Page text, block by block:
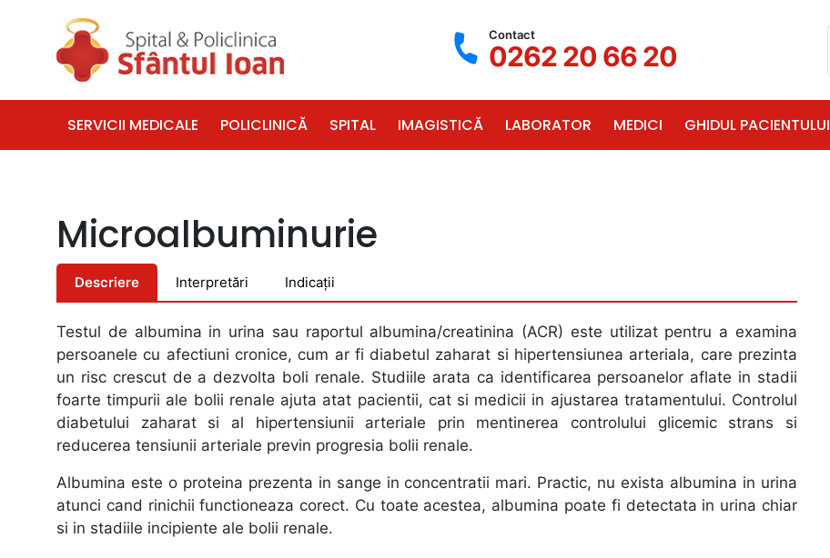
Contact
0262 20 66 20
SERVICII MEDICALE POLICLINICĂ SPITAL IMAGISTICĂ LABORATOR MEDICI GHIDUL PACIENTULUI
Microalbuminurie
Descriere Interpretări Indicații
Testul de albumina in urina sau raportul albumina/creatinina (ACR) este utilizat pentru a examina
persoanele cu afectiuni cronice, cum ar fi diabetul zaharat si hipertensiunea arteriala, care prezinta
un risc crescut de a dezvolta boli renale. Studiile arata ca identificarea persoanelor aflate in stadii
foarte timpurii ale bolii renale ajuta atat pacientii, cat si medicii in ajustarea tratamentului. Controlul
diabetului zaharat si al hipertensiunii arteriale prin mentinerea controlului glicemic strans si
reducerea tensiunii arteriale previn progresia bolii renale.
Albumina este o proteina prezenta in sange in concentratii mari. Practic, nu exista albumina in urina
atunci cand rinichii functioneaza corect. Cu toate acestea, albumina poate fi detectata in urina chiar
si in stadiile incipiente ale bolii renale.